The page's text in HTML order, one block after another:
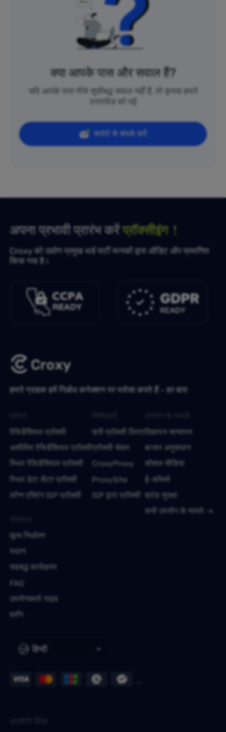
क्या आपके पास और सवाल हैं?
यदि आपके पास नीचे सूचीबद्ध सवाल नहीं हैं, तो कृपया हमारे
दस्तावेज़ को पढ़ें
सपोर्ट से संपर्क करें
अपना प्रभावी प्रारंभ करेंप्रॉक्सीइंग！
Croxy को उद्योग प्रमुख थर्ड पार्टी मानकों द्वारा ऑडिट और प्रमाणित
किया गया है।
हमारे ग्राहक हमें निर्बाध कनेक्शन पर भरोसा करते हैं - हर बार!
हिन्दी
रेसिडेंशियल प्रॉक्सी
असीमित रेसिडेंशियल प्रॉक्सी
स्थिर रेसिडेंशियल प्रॉक्सी
स्थिर डेटा सेंटर प्रॉक्सी
लॉन्ग एक्टिंग ISP प्रॉक्सी
फ्री प्रॉक्सी लिस्ट
प्रॉक्सी चेकर
CroxyProxy
ProxySite
ISP द्वारा प्रॉक्सी
विज्ञापन सत्यापन
बाजार अनुसंधान
सोशल मीडिया
ई-कॉमर्स
ब्रांड सुरक्षा
सभी उपयोग के मामले
मूल्य निर्धारण
स्थान
सहबद्ध कार्यक्रम
FAQ
उपयोगकर्ता गाइड
ब्लॉग